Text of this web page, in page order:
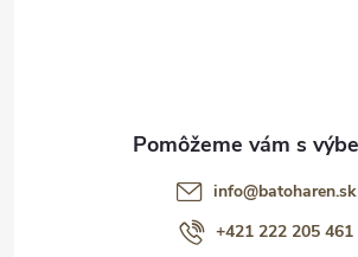
info@batoharen.sk
+421 222 205 461